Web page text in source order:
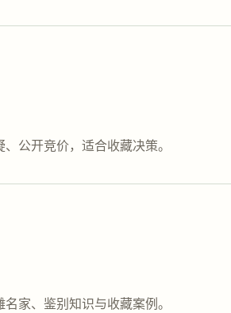
公开竞价，适合收藏决策。
家、鉴别知识与收藏案例。